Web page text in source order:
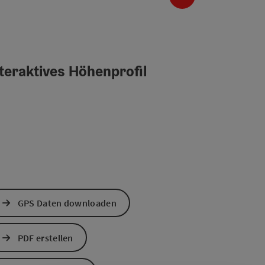
Höhenprofil
GPS Daten downloaden
PDF erstellen